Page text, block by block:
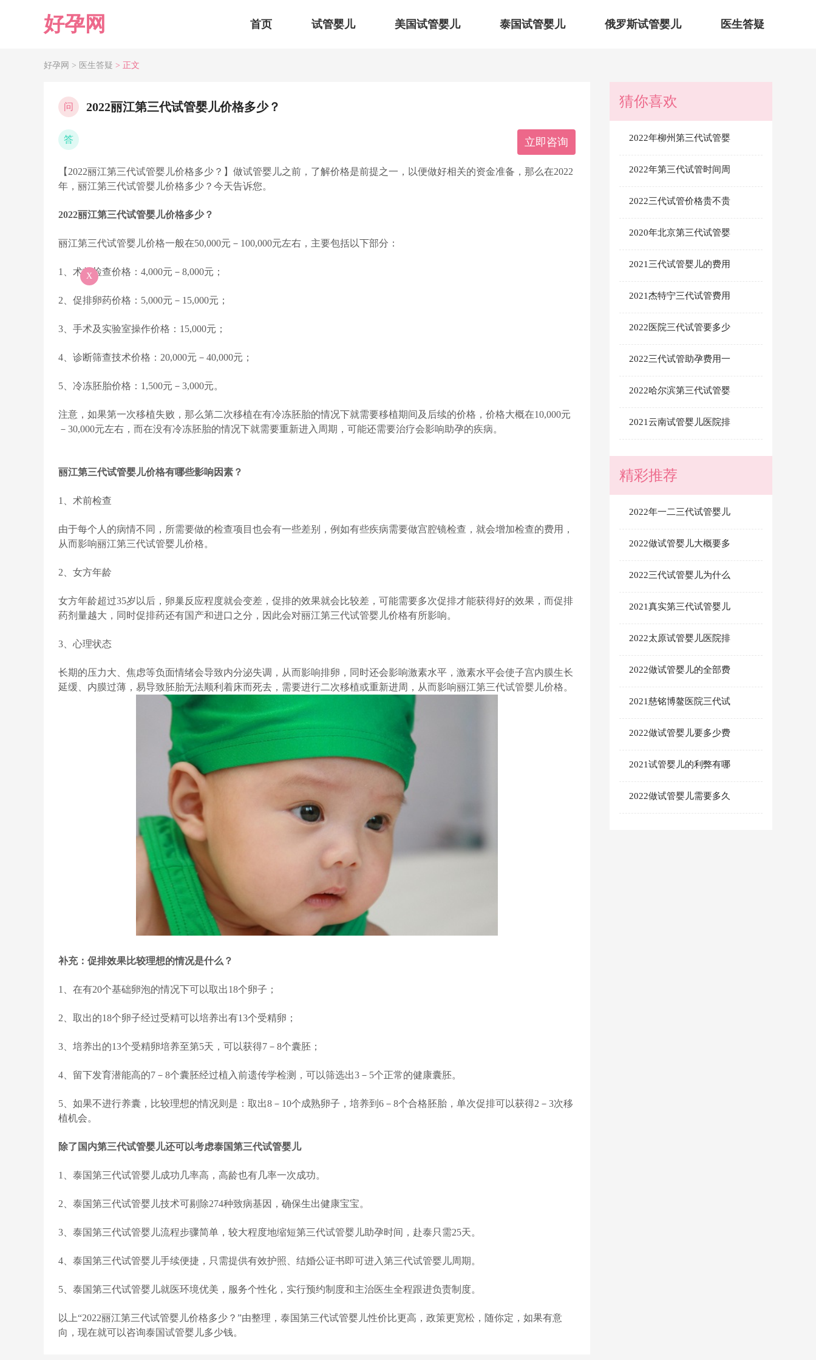
好孕网 首页 试管婴儿 美国试管婴儿 泰国试管婴儿 俄罗斯试管婴儿 医生答疑
好孕网 > 医生答疑 > 正文
问 2022丽江第三代试管婴儿价格多少？
答 立即咨询
【2022丽江第三代试管婴儿价格多少？】做试管婴儿之前，了解价格是前提之一，以便做好相关的资金准备，那么在2022
年，丽江第三代试管婴儿价格多少？今天告诉您。
2022丽江第三代试管婴儿价格多少？
丽江第三代试管婴儿价格一般在50,000元－100,000元左右，主要包括以下部分：
1、术前检查价格：4,000元－8,000元；
2、促排卵药价格：5,000元－15,000元；
3、手术及实验室操作价格：15,000元；
4、诊断筛查技术价格：20,000元－40,000元；
5、冷冻胚胎价格：1,500元－3,000元。
注意，如果第一次移植失败，那么第二次移植在有冷冻胚胎的情况下就需要移植期间及后续的价格，价格大概在10,000元
－30,000元左右，而在没有冷冻胚胎的情况下就需要重新进入周期，可能还需要治疗会影响助孕的疾病。
丽江第三代试管婴儿价格有哪些影响因素？
1、术前检查
由于每个人的病情不同，所需要做的检查项目也会有一些差别，例如有些疾病需要做宫腔镜检查，就会增加检查的费用，
从而影响丽江第三代试管婴儿价格。
2、女方年龄
女方年龄超过35岁以后，卵巢反应程度就会变差，促排的效果就会比较差，可能需要多次促排才能获得好的效果，而促排
药剂量越大，同时促排药还有国产和进口之分，因此会对丽江第三代试管婴儿价格有所影响。
3、心理状态
长期的压力大、焦虑等负面情绪会导致内分泌失调，从而影响排卵，同时还会影响激素水平，激素水平会使子宫内膜生长
延缓、内膜过薄，易导致胚胎无法顺利着床而死去，需要进行二次移植或重新进周，从而影响丽江第三代试管婴儿价格。
补充：促排效果比较理想的情况是什么？
1、在有20个基础卵泡的情况下可以取出18个卵子；
2、取出的18个卵子经过受精可以培养出有13个受精卵；
3、培养出的13个受精卵培养至第5天，可以获得7－8个囊胚；
4、留下发育潜能高的7－8个囊胚经过植入前遗传学检测，可以筛选出3－5个正常的健康囊胚。
5、如果不进行养囊，比较理想的情况则是：取出8－10个成熟卵子，培养到6－8个合格胚胎，单次促排可以获得2－3次移
植机会。
除了国内第三代试管婴儿还可以考虑泰国第三代试管婴儿
1、泰国第三代试管婴儿成功几率高，高龄也有几率一次成功。
2、泰国第三代试管婴儿技术可剔除274种致病基因，确保生出健康宝宝。
3、泰国第三代试管婴儿流程步骤简单，较大程度地缩短第三代试管婴儿助孕时间，赴泰只需25天。
4、泰国第三代试管婴儿手续便捷，只需提供有效护照、结婚公证书即可进入第三代试管婴儿周期。
5、泰国第三代试管婴儿就医环境优美，服务个性化，实行预约制度和主治医生全程跟进负责制度。
以上“2022丽江第三代试管婴儿价格多少？”由整理，泰国第三代试管婴儿性价比更高，政策更宽松，随你定，如果有意
向，现在就可以咨询泰国试管婴儿多少钱。
猜你喜欢
2022年柳州第三代试管婴
2022年第三代试管时间周
2022三代试管价格贵不贵
2020年北京第三代试管婴
2021三代试管婴儿的费用
2021杰特宁三代试管费用
2022医院三代试管要多少
2022三代试管助孕费用一
2022哈尔滨第三代试管婴
2021云南试管婴儿医院排
精彩推荐
2022年一二三代试管婴儿
2022做试管婴儿大概要多
2022三代试管婴儿为什么
2021真实第三代试管婴儿
2022太原试管婴儿医院排
2022做试管婴儿的全部费
2021慈铭博鳌医院三代试
2022做试管婴儿要多少费
2021试管婴儿的利弊有哪
2022做试管婴儿需要多久
X